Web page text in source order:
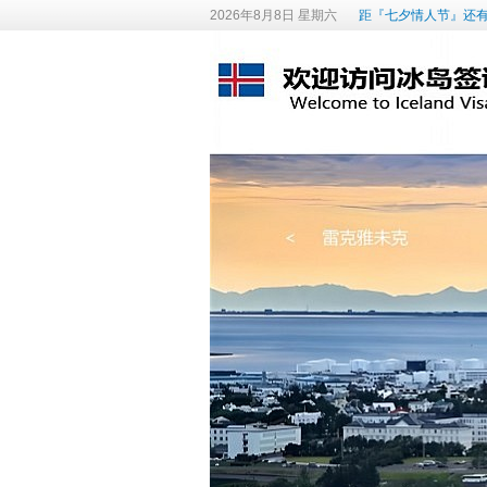
2026年8月8日 星期六 距『七夕情人节』还